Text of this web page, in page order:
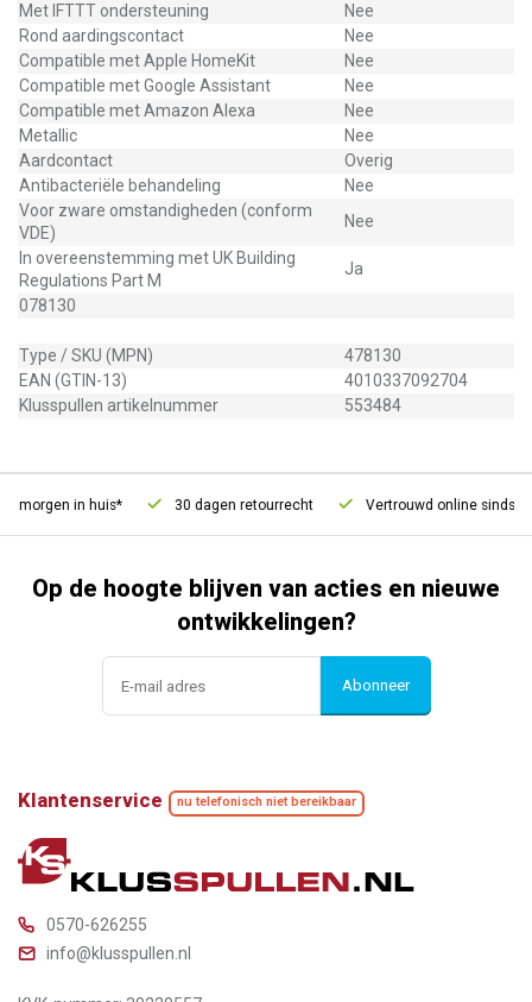
Met IFTTT ondersteuning
Nee
Rond aardingscontact
Nee
Compatible met Apple HomeKit
Nee
Compatible met Google Assistant
Nee
Compatible met Amazon Alexa
Nee
Metallic
Nee
Aardcontact
Overig
Antibacteriële behandeling
Nee
Voor zware omstandigheden (conform
VDE)
Nee
In overeenstemming met UK Building
Regulations Part M
Ja
078130
Type / SKU (MPN)
478130
EAN (GTIN-13)
4010337092704
Klusspullen artikelnummer
553484
morgen in huis* 30 dagen retourrecht Vertrouwd online sinds
Op de hoogte blijven van acties en nieuwe
ontwikkelingen?
Abonneer
Klantenservice nu telefonisch niet bereikbaar
0570-626255
info@klusspullen.nl